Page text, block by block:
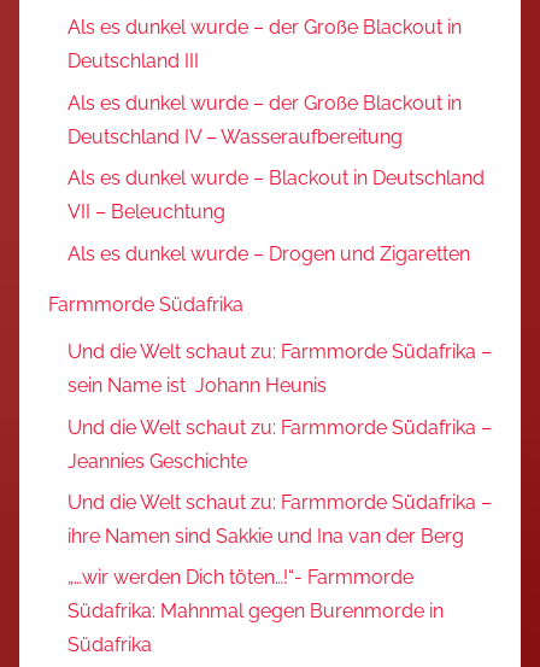
Als es dunkel wurde – der Große Blackout in
Deutschland III
Als es dunkel wurde – der Große Blackout in
Deutschland IV – Wasseraufbereitung
Als es dunkel wurde – Blackout in Deutschland
VII – Beleuchtung
Als es dunkel wurde – Drogen und Zigaretten
Farmmorde Südafrika
Und die Welt schaut zu: Farmmorde Südafrika –
sein Name ist Johann Heunis
Und die Welt schaut zu: Farmmorde Südafrika –
Jeannies Geschichte
Und die Welt schaut zu: Farmmorde Südafrika –
ihre Namen sind Sakkie und Ina van der Berg
„…wir werden Dich töten…!“- Farmmorde
Südafrika: Mahnmal gegen Burenmorde in
Südafrika